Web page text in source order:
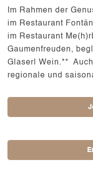
Im Rahmen der
im Restaurant
im Restaurant
Gaumenfreuden,
Glaserl Wein.**
regionale und